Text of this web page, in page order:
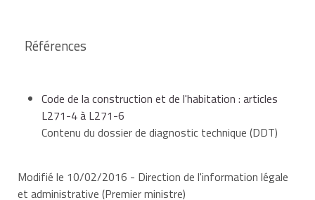
Références
Code de la construction et de l'habitation : articles
L271-4 à L271-6
Contenu du dossier de diagnostic technique (DDT)
Modifié le 10/02/2016 - Direction de l'information légale
et administrative (Premier ministre)